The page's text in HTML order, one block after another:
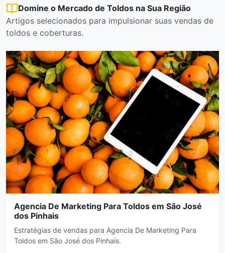
Domine o Mercado de Toldos na Sua Região
Artigos selecionados para impulsionar suas vendas de
toldos e coberturas.
Agencia De Marketing Para Toldos em São José
dos Pinhais
Estratégias de vendas para Agencia De Marketing Para
Toldos em São José dos Pinhais.